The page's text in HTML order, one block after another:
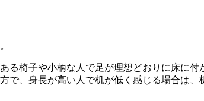
る椅子や小柄な人で足が理想どおりに床に
で、身長が高い人で机が低く感じる場合は